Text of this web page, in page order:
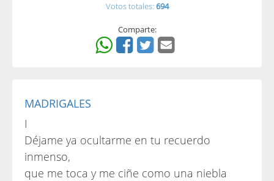
Votos totales: 694
Comparte:
MADRIGALES
I
Déjame ya ocultarme en tu recuerdo
inmenso,
que me toca y me ciñe como una niebla